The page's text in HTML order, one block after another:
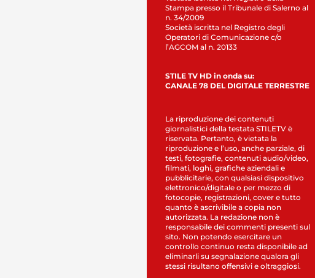
Stampa presso il Tribunale di Salerno al
n. 34/2009
Società iscritta nel Registro degli
Operatori di Comunicazione c/o
l’AGCOM al n. 20133
STILE TV HD in onda su:
CANALE 78 DEL DIGITALE TERRESTRE
La riproduzione dei contenuti
giornalistici della testata STILETV è
riservata. Pertanto, è vietata la
riproduzione e l’uso, anche parziale, di
testi, fotografie, contenuti audio/video,
filmati, loghi, grafiche aziendali e
pubblicitarie, con qualsiasi dispositivo
elettronico/digitale o per mezzo di
fotocopie, registrazioni, cover e tutto
quanto è ascrivibile a copia non
autorizzata. La redazione non è
responsabile dei commenti presenti sul
sito. Non potendo esercitare un
controllo continuo resta disponibile ad
eliminarli su segnalazione qualora gli
stessi risultano offensivi e oltraggiosi.